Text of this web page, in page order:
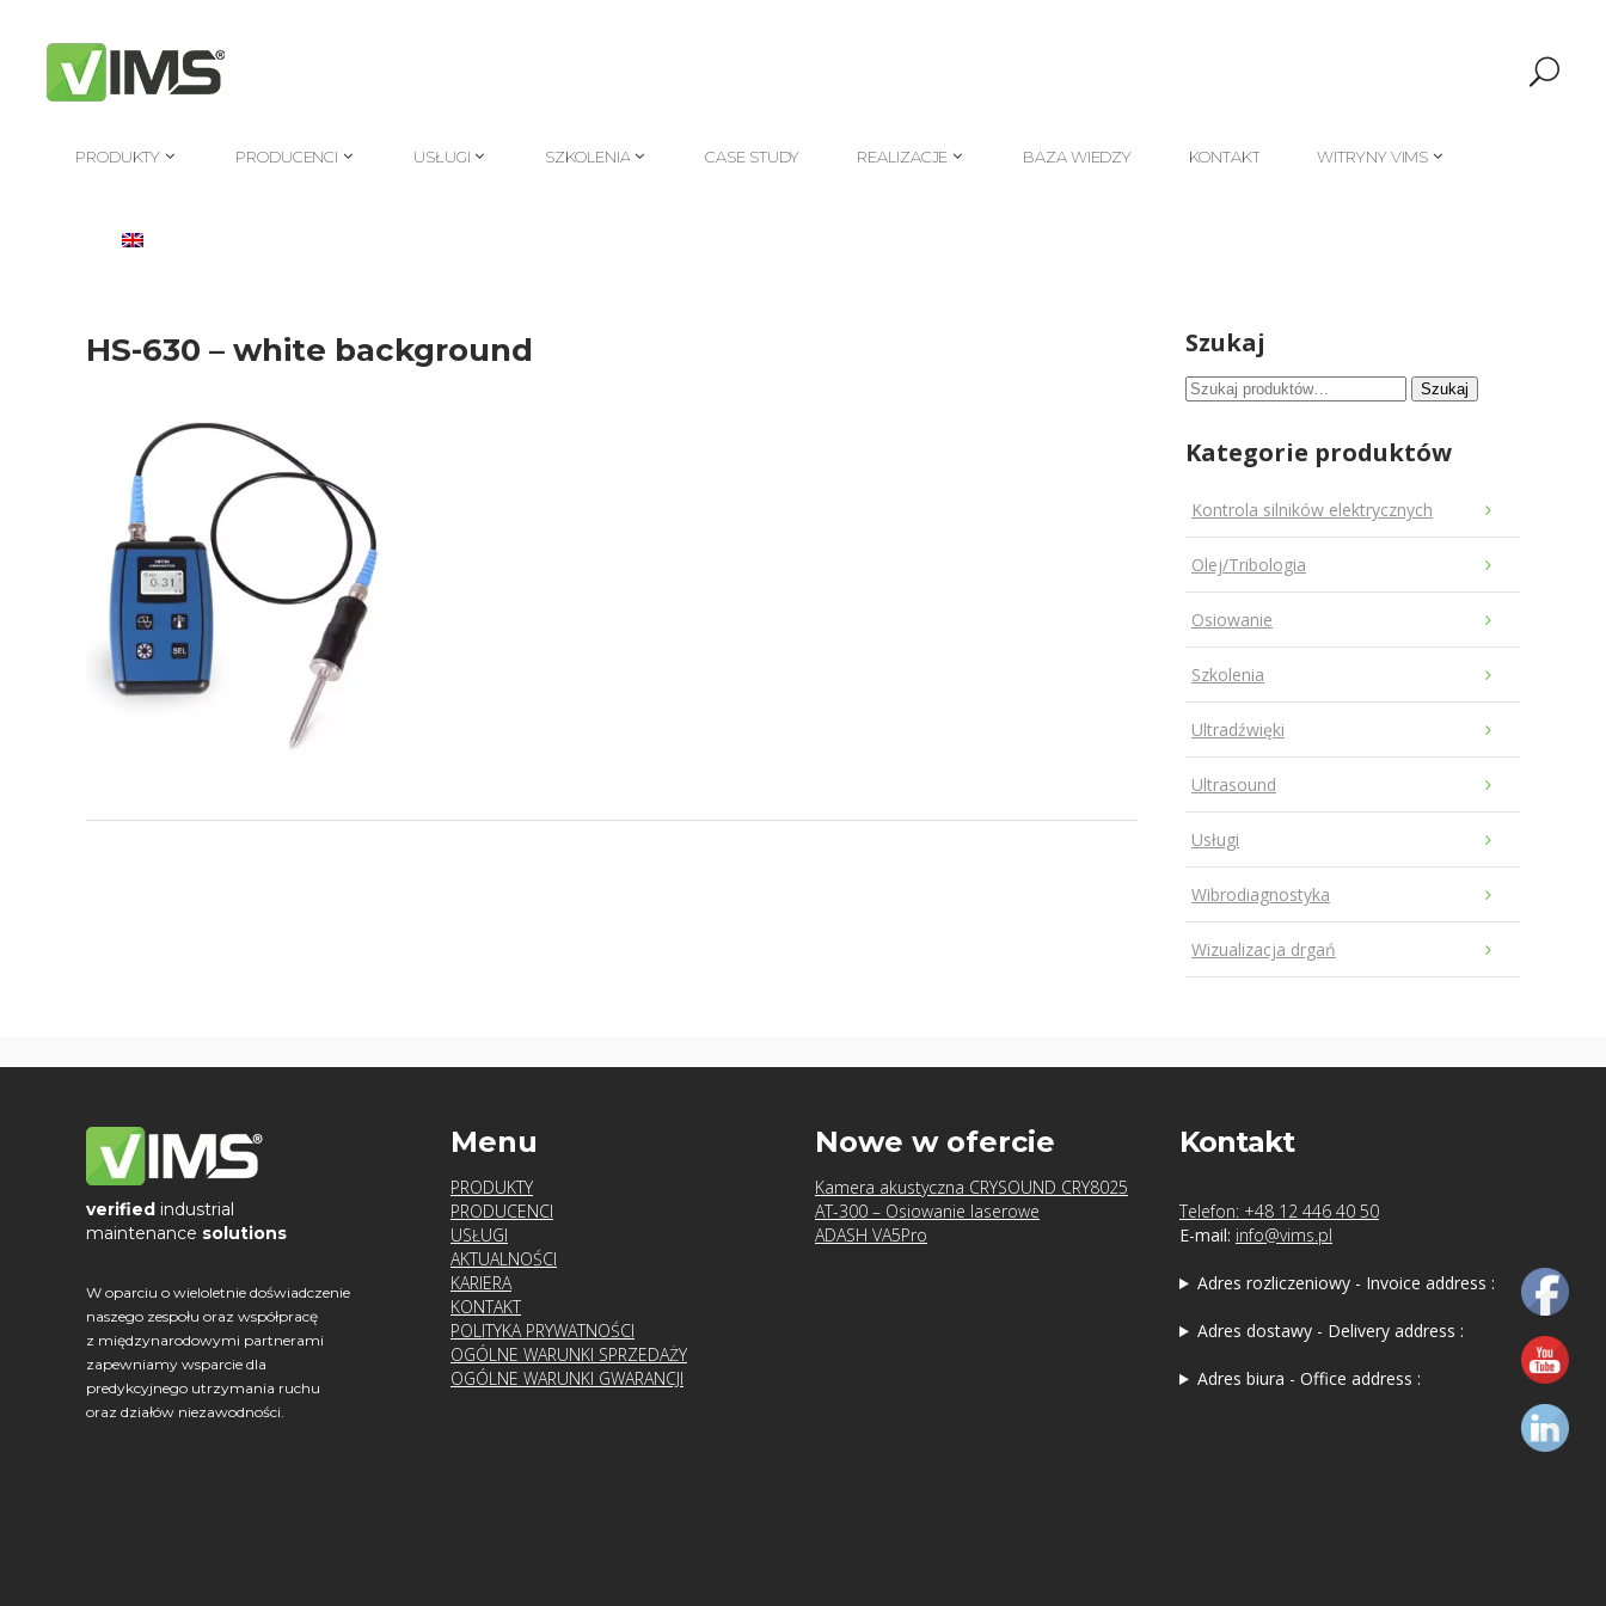
PRODUKTY
PRODUCENCI
USŁUGI
SZKOLENIA
CASE STUDY
REALIZACJE
BAZA WIEDZY
KONTAKT
WITRYNY VIMS
HS-630 – white background Szukaj
Szukaj: Szukaj
Kategorie produktów
Kontrola silników elektrycznych
Olej/Tribologia
Osiowanie
Szkolenia
Ultradźwięki
Ultrasound
Usługi
Wibrodiagnostyka
Wizualizacja drgań
verified industrial
maintenance solutions
W oparciu o wieloletnie doświadczenie
naszego zespołu oraz współpracę
z międzynarodowymi partnerami
zapewniamy wsparcie dla
predykcyjnego utrzymania ruchu
oraz działów niezawodności.
Menu
PRODUKTY
PRODUCENCI
USŁUGI
AKTUALNOŚCI
KARIERA
KONTAKT
POLITYKA PRYWATNOŚCI
OGÓLNE WARUNKI SPRZEDAŻY
OGÓLNE WARUNKI GWARANCJI
Nowe w ofercie
Kamera akustyczna CRYSOUND CRY8025
AT-300 – Osiowanie laserowe
ADASH VA5Pro
Kontakt
Telefon: +48 12 446 40 50
E-mail: info@vims.pl
Adres rozliczeniowy - Invoice address :
Adres dostawy - Delivery address :
Adres biura - Office address :